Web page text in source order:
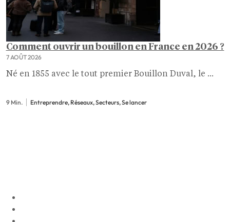
Comment ouvrir un bouillon en France en 2026 ?
7 AOÛT 2026
Né en 1855 avec le tout premier Bouillon Duval, le ...
9 Min. Entreprendre, Réseaux, Secteurs, Se lancer